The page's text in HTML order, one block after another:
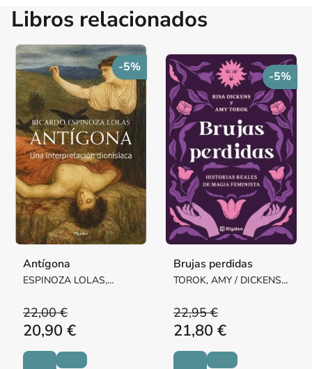
Libros relacionados
-5%
Antígona
ESPINOZA LOLAS,
22,00 €
20,90 €
-5%
Brujas perdidas
TOROK, AMY / DICKENS,
22,95 €
21,80 €